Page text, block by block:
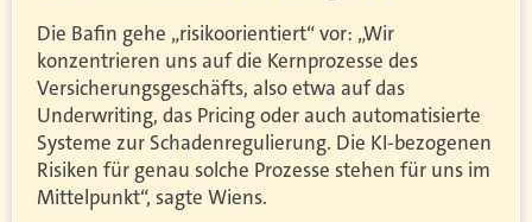
Die Bafin gehe „risikoorientiert“ vor: „Wir
konzentrieren uns auf die Kernprozesse des
Versicherungsgeschäfts, also etwa auf das
Underwriting, das Pricing oder auch automatisierte
Systeme zur Schadenregulierung. Die KI-bezogenen
Risiken für genau solche Prozesse stehen für uns im
Mittelpunkt“, sagte Wiens.